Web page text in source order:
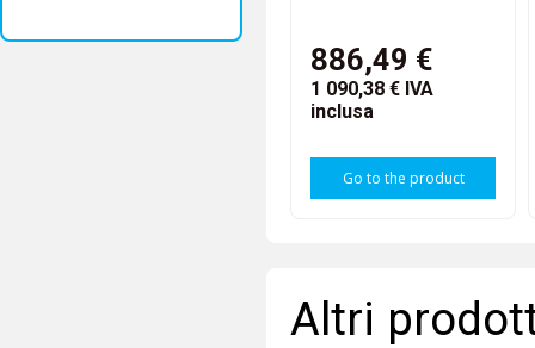
886,49 €
1 090,38 € IVA
inclusa
Go to the product
Altri